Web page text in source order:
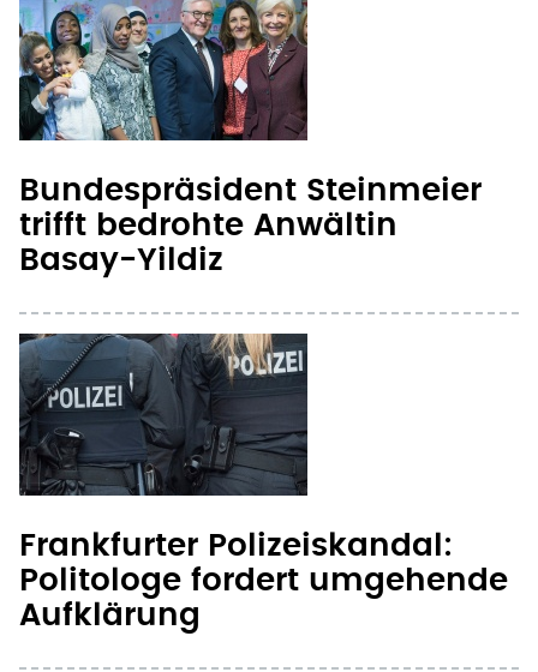
Bundespräsident Steinmeier
trifft bedrohte Anwältin
Basay-Yildiz
Frankfurter Polizeiskandal:
Politologe fordert umgehende
Aufklärung